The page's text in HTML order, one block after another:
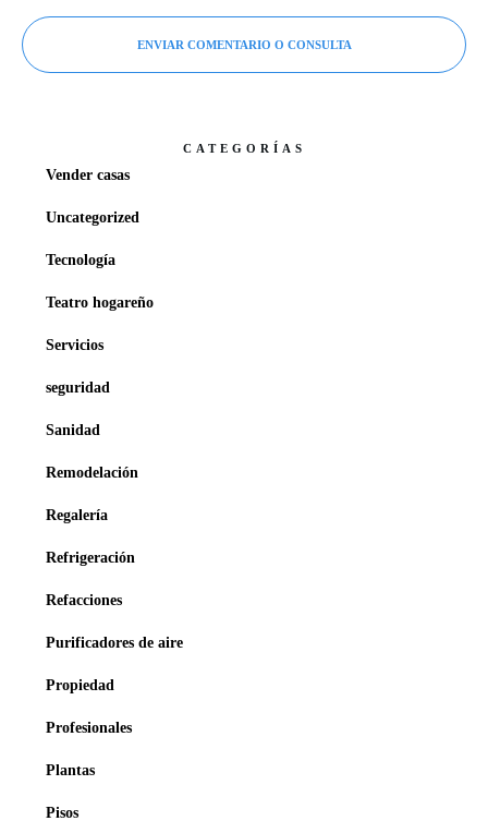
ENVIAR COMENTARIO O CONSULTA
CATEGORÍAS
Vender casas
Uncategorized
Tecnología
Teatro hogareño
Servicios
seguridad
Sanidad
Remodelación
Regalería
Refrigeración
Refacciones
Purificadores de aire
Propiedad
Profesionales
Plantas
Pisos